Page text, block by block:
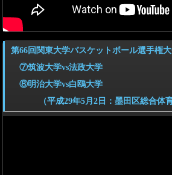
第66回関東大学バスケットボール選手権
⑦筑波大学vs法政大学
⑧明治大学vs白鴎大学
（平成29年5月2日：墨田区総合体育